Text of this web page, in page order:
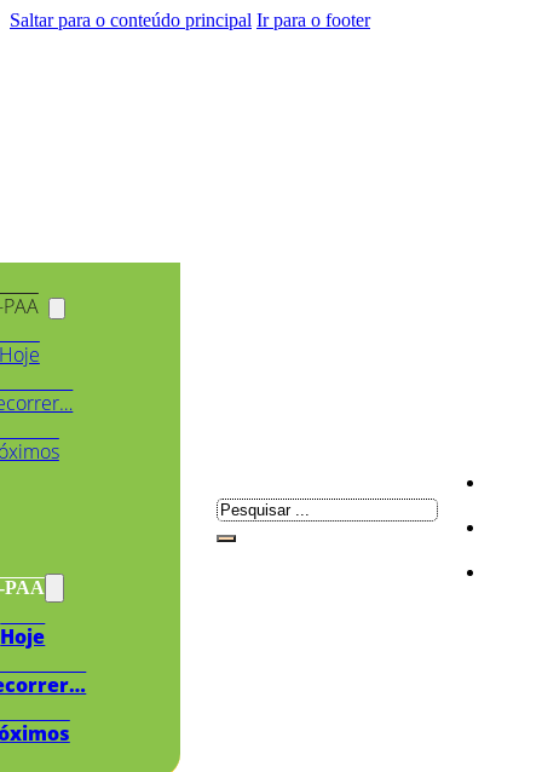
Saltar para o conteúdo principal Ir para o footer
PAA
Hoje
Pesquisar